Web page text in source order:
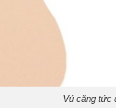
Vú căng tức